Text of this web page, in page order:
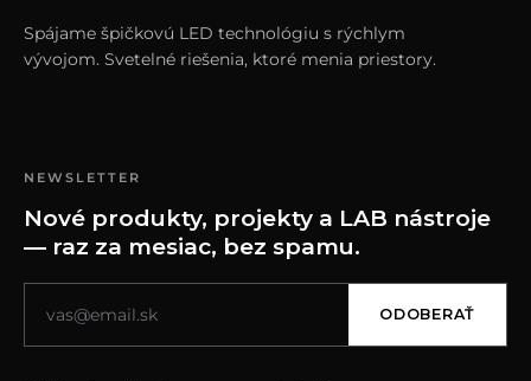
Spájame špičkovú LED technológiu s rýchlym
vývojom. Svetelné riešenia, ktoré menia priestory.
NEWSLETTER
Nové produkty, projekty a LAB nástroje
— raz za mesiac, bez spamu.
ODOBERAŤ